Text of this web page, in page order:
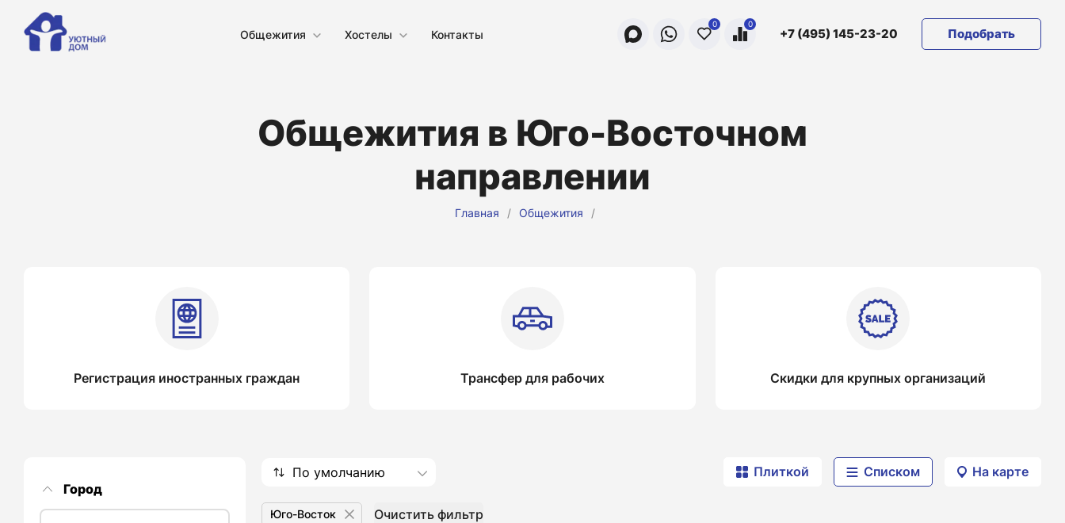
Общежития Хостелы Контакты
0 0
+7 (495) 145-23-20 Подобрать
Общежития в Юго-Восточном
направлении
Главная / Общежития /
Регистрация иностранных граждан Трансфер для рабочих Скидки для крупных организаций
Город
По умолчанию Плиткой Списком На карте
Юго-Восток Очистить фильтр